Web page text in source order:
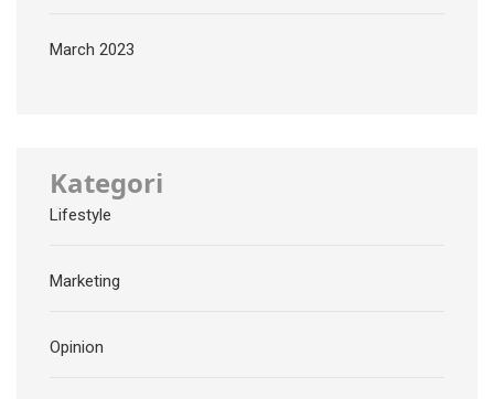
March 2023
Kategori
Lifestyle
Marketing
Opinion